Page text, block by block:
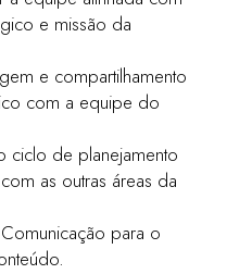
e missão da
e compartilhamento
com a equipe do
ciclo de planejamento
as outras áreas da
para o